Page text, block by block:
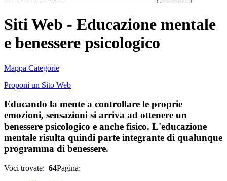
Siti Web - Educazione mentale
e benessere psicologico
Mappa Categorie
Proponi un Sito Web
Educando la mente a controllare le proprie
emozioni, sensazioni si arriva ad ottenere un
benessere psicologico e anche fisico. L'educazione
mentale risulta quindi parte integrante di qualunque
programma di benessere.
Voci trovate: 64Pagina: